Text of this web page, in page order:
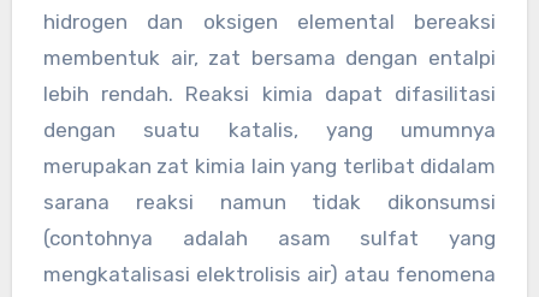
hidrogen dan oksigen elemental bereaksi
membentuk air, zat bersama dengan entalpi
lebih rendah. Reaksi kimia dapat difasilitasi
dengan suatu katalis, yang umumnya
merupakan zat kimia lain yang terlibat didalam
sarana reaksi namun tidak dikonsumsi
(contohnya adalah asam sulfat yang
mengkatalisasi elektrolisis air) atau fenomena